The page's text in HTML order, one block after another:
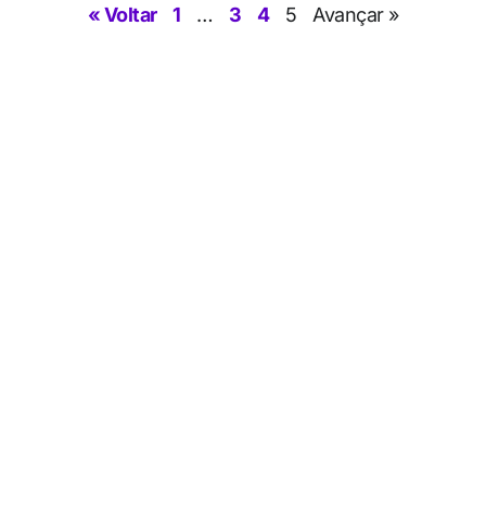
« Voltar 1 … 3 4 5 Avançar »